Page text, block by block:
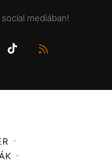
mediában!